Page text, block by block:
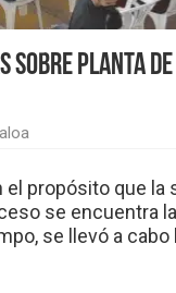
sobre planta
el propósito que la
se encuentra
se llevó a cabo